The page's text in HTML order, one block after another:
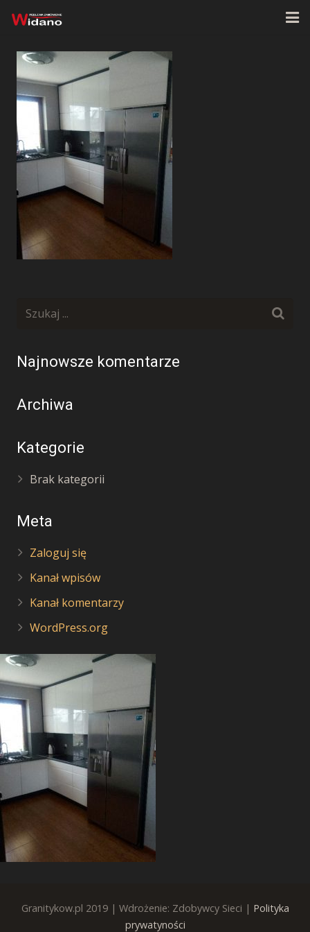
Strona główna
O firmie
Oferta
Realizacje
Najnowsze komentarze
Archiwa
Kategorie
Brak kategorii
Meta
Zaloguj się
Kanał wpisów
Kanał komentarzy
WordPress.org
Granitykow.pl 2019 | Wdrożenie: Zdobywcy Sieci | Polityka
prywatyności